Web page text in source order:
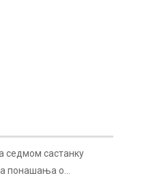
седмом састанку
понашања о